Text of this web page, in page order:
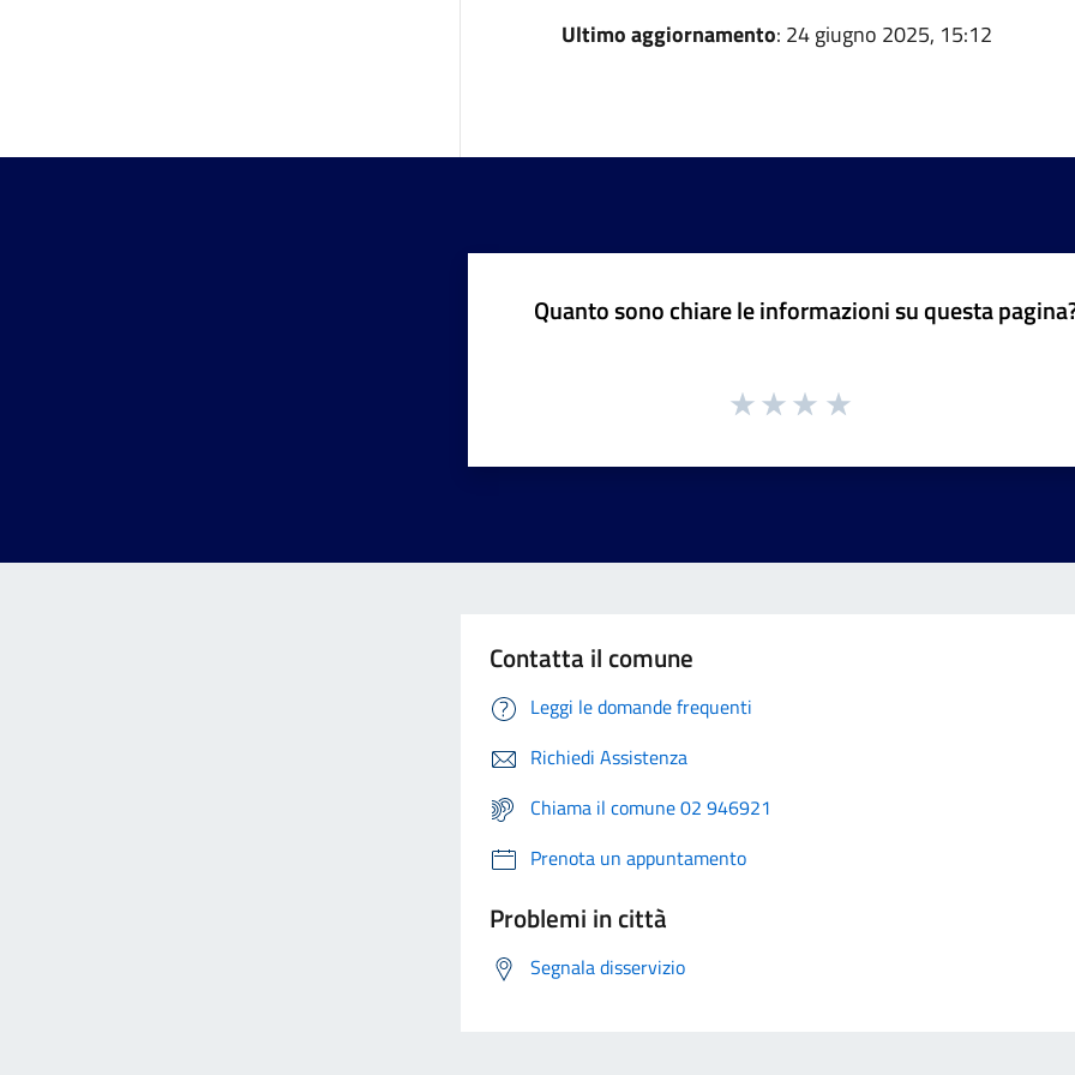
Ultimo aggiornamento: 24 giugno 2025, 15:12
Quanto sono chiare le informazioni su questa
Contatta il comune
Leggi le domande frequenti
Richiedi Assistenza
Chiama il comune 02 946921
Prenota un appuntamento
Problemi in città
Segnala disservizio